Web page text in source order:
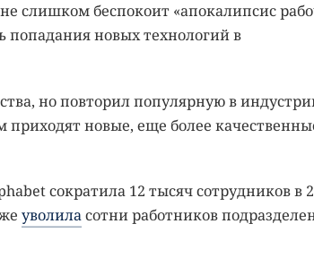
слишком беспокоит «апокалипсис
попадания новых технологий в
но повторил популярную в
новые, еще более
сократила 12 тысяч сотрудников в
уволиласотни работников